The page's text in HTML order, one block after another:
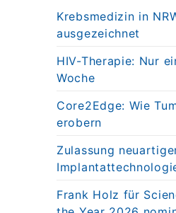
Krebsmedizin in
ausgezeichnet
HIV-Therapie: Nur
Woche
Core2Edge: Wie
erobern
Zulassung
Frank Holz für